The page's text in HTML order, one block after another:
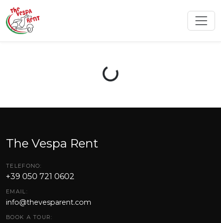
Loading...
The Vespa Rent
TELEFONO:
+39 050 721 0602
EMAIL:
info@thevesparent.com
BOOK A TOUR: